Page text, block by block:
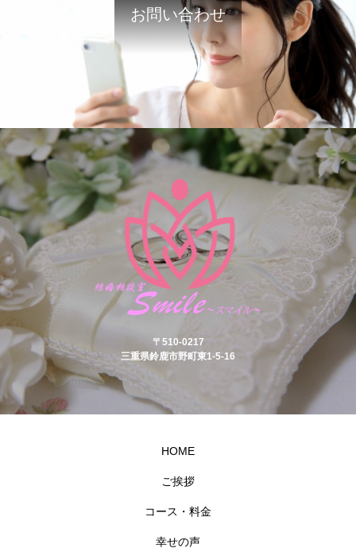
お問い合わせ
〒510-0217
三重県鈴鹿市野町東1-5-16
HOME
ご挨拶
コース・料金
幸せの声